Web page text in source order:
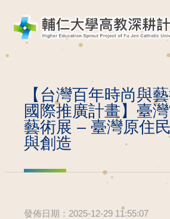
【台灣百年時尚與
國際推廣計畫】臺
藝術展 – 臺灣原住
與創造
發佈日期：2025-12-29 11:55:07